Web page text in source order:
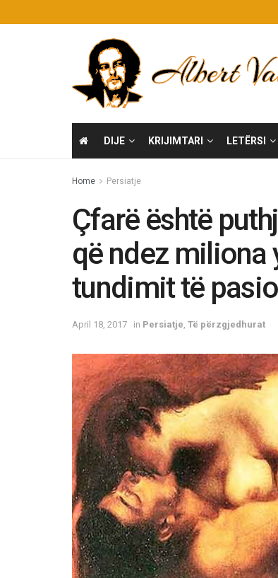
DIJE KRIJIMTARI LETËRSI
Home Persiatje
Çfarë është
që ndez miliona
tundimit të
April 18, 2017 in Persiatje Të përzgjedhurat